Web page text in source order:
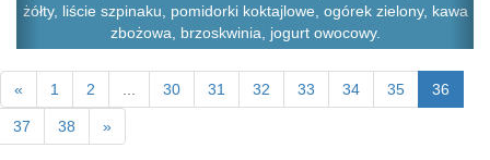
żółty, liście szpinaku, pomidorki koktajlowe, ogórek zielony, kawa
zbożowa, brzoskwinia, jogurt owocowy.
« 1 2 30 31 32 33 34 35 36
37 38 »